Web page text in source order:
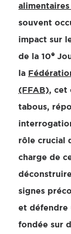
alimentaires
souvent
impact sur
de la 10e
la
(FFAB), cet
tabous,
rôle crucial
charge de
signes
et défendre
fondée sur